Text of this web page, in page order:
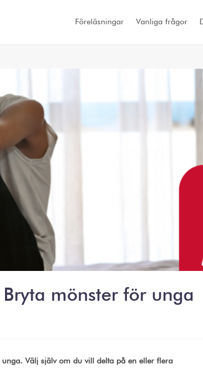
Föreläsningar Vanliga frågor
mönster för unga
Välj själv om du vill delta på en eller flera